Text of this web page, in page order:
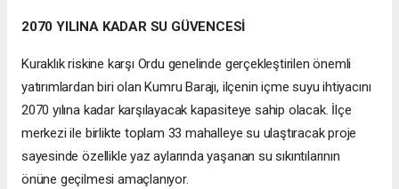
2070 YILINA KADAR SU GÜVENCESİ
Kuraklık riskine karşı Ordu genelinde gerçekleştirilen önemli
yatırımlardan biri olan Kumru Barajı, ilçenin içme suyu ihtiyacını
2070 yılına kadar karşılayacak kapasiteye sahip olacak. İlçe
merkezi ile birlikte toplam 33 mahalleye su ulaştıracak proje
sayesinde özellikle yaz aylarında yaşanan su sıkıntılarının
önüne geçilmesi amaçlanıyor.